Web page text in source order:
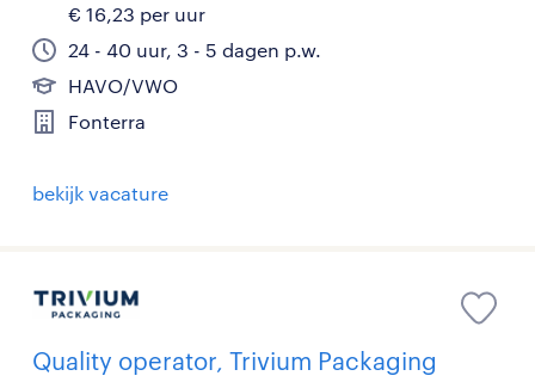
€ 16,23 per uur
24 - 40 uur, 3 - 5 dagen p.w.
HAVO/VWO
Fonterra
bekijk vacature
Quality operator, Trivium Packaging